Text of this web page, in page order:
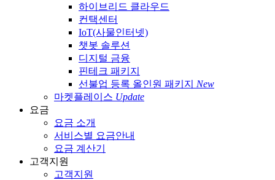
하이브리드 클라우드
컨택센터
IoT(사물인터넷)
챗봇 솔루션
디지털 금융
핀테크 패키지
선불업 등록 올인원 패키지 New
마켓플레이스 Update
요금
요금 소개
서비스별 요금안내
요금 계산기
고객지원
고객지원